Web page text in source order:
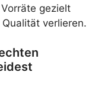
gezielt
verlieren.